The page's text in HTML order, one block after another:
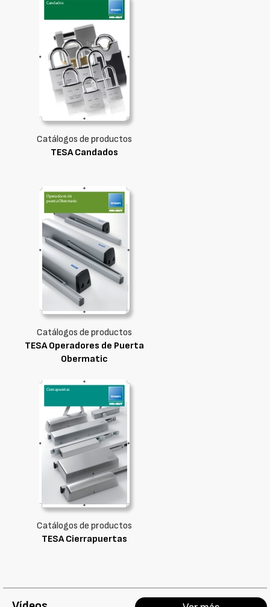
Catálogos de productos
TESA Candados
Catálogos de productos
TESA Operadores de Puerta
Obermatic
Catálogos de productos
TESA Cierrapuertas